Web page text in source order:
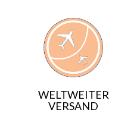
WELTWEITER
VERSAND